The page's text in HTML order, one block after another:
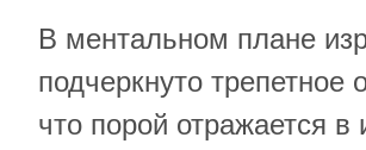
В ментальном плане
подчеркнуто
что порой отражается